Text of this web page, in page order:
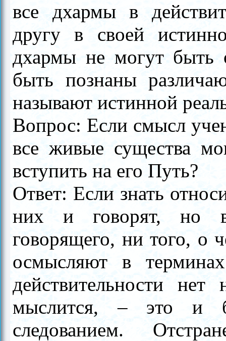
все дхармы в
другу в своей
дхармы не могут быть
быть познаны
называют истинной
Вопрос: Если смысл
все живые существа
вступить на его Путь?
Ответ: Если знать
них и говорят, но в
говорящего, ни того, о
осмысляют в
действительности
мыслится,–это и
следованием.